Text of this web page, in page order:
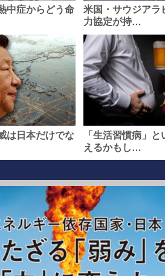
中症からどう命
米国・サウジアラ
力協定が持…
は日本だけでな
「生活習慣病」
えるかもし…